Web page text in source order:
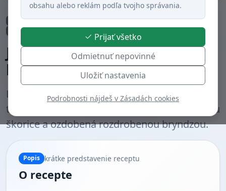
Obed Polievky Rýchla príprava (do 30 min.)
Zeleninové jedlá
Bezmäsité jedlá
Jemná tekvicová polievka s
bryndzou
Lahodná krémová polievka z hokkaido
tekvice, mrkvy a zemiakov, dochutená štipkou
škorice a ozdobená rozdrobenou bryndzou.
Popis krátke predstavenie receptu
O recepte
obsahu alebo reklám podľa tvojho správania.
Prijať všetko
Odmietnuť nepovinné
Uložiť nastavenia
Podrobnosti nájdeš v Zásadách cookies